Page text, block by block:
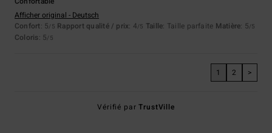
Afficher original - Deutsch
Confort: 5/5 Rapport qualité / prix: 4/5 Taille: Taille parfaite Matière: 5/5
Coloris: 5/5
1 2 >
Vérifié parTrustVille